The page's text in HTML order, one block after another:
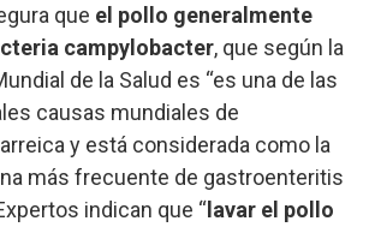
que el pollo generalmente
campylobacter, que según la
de la Salud es “es una de las
causas mundiales de
y está considerada como la
más frecuente de gastroenteritis
indican que “lavar el pollo